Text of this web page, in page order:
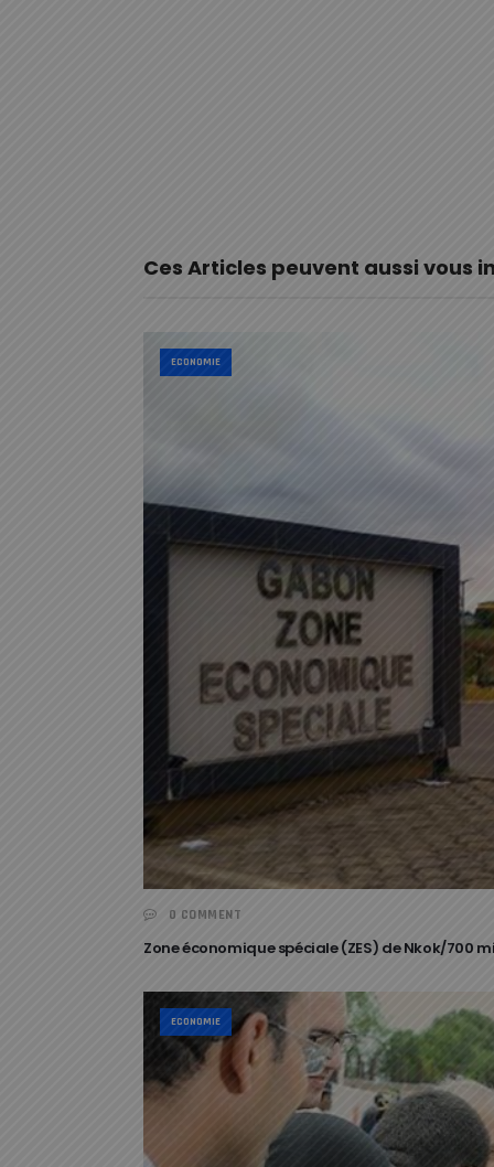
Ces Articles peuvent aussi vous
ECONOMIE
0 COMMENT
Zone économique spéciale (ZES) de Nkok/700
ECONOMIE